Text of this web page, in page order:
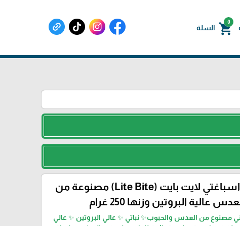
0
shopping_cart السلة
معكرونة اسباغتي لايت بايت (Lite Bite) مصنوعة من
عالية البروتين وزنها 250 غرام
مصنوع من العدس والحبوب✨ نباتي ✨ عالي البروتين ✨ عالي